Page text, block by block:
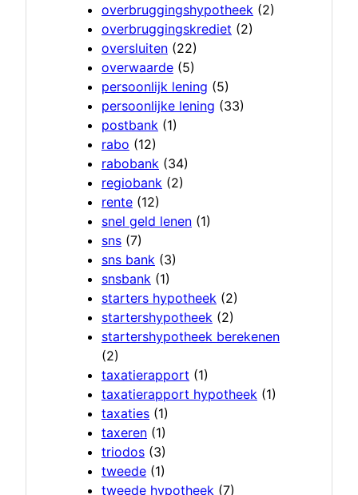
overbruggingshypotheek (2)
overbruggingskrediet (2)
oversluiten (22)
overwaarde (5)
persoonlijk lening (5)
persoonlijke lening (33)
postbank (1)
rabo (12)
rabobank (34)
regiobank (2)
rente (12)
snel geld lenen (1)
sns (7)
sns bank (3)
snsbank (1)
starters hypotheek (2)
startershypotheek (2)
startershypotheek berekenen
(2)
taxatierapport (1)
taxatierapport hypotheek (1)
taxaties (1)
taxeren (1)
triodos (3)
tweede (1)
tweede hypotheek (7)